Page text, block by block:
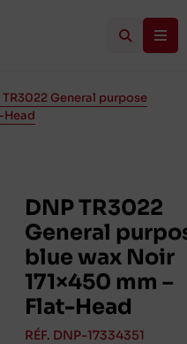
TR3022 General purpose
Head
DNP TR3022
General
blue wax Noir
171×450 mm –
Flat-Head
RÉF. DNP-17334351